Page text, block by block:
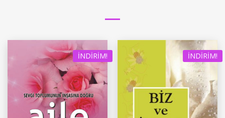
İNDIRIM! İNDIRIM!